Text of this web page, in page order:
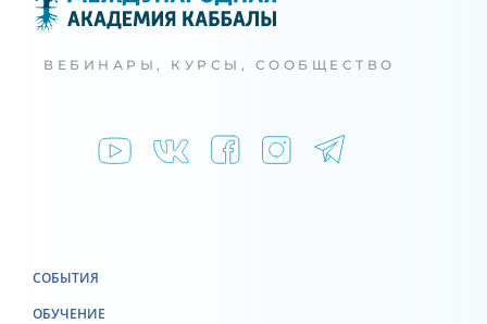
ВЕБИНАРЫ, КУРСЫ, СООБЩЕСТВО
СОБЫТИЯ
ОБУЧЕНИЕ